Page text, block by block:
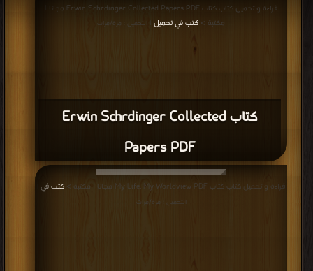
كتاب Erwin Schrdinger Collected
Papers PDF
قراءة و تحميل كتاب كتاب Erwin Schrdinger Collected Papers PDF مجانا |
مكتبة > كتب في تحميل | التحميل : مرة/مرات
قراءة و تحميل كتاب كتاب My Life, My Worldview PDF مجانا | مكتبة > كتب في
التحميل : مرة/مرات